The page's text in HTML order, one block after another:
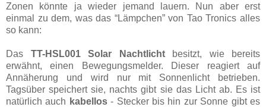
Zonen könnte ja wieder jemand lauern. Nun aber erst
einmal zu dem, was das “Lämpchen” von Tao Tronics alles
so kann:
Das TT-HSL001 Solar Nachtlichtbesitzt, wie bereits
erwähnt, einen Bewegungsmelder. Dieser reagiert auf
Annäherung und wird nur mit Sonnenlicht betrieben.
Tagsüber speichert sie, nachts gibt sie das Licht ab. Es ist
natürlich auch kabellos- Stecker bis hin zur Sonne gibt es